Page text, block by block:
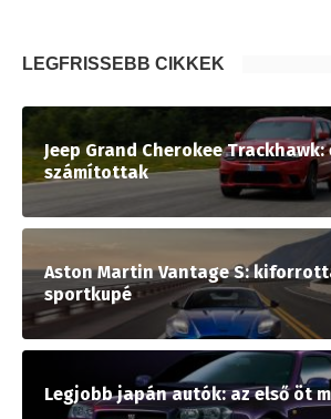
LEGFRISSEBB CIKKEK
Jeep Grand Cherokee
számítottak
Aston Martin Vantage S:
sportkupé
Legjobb japán autók: az első öt